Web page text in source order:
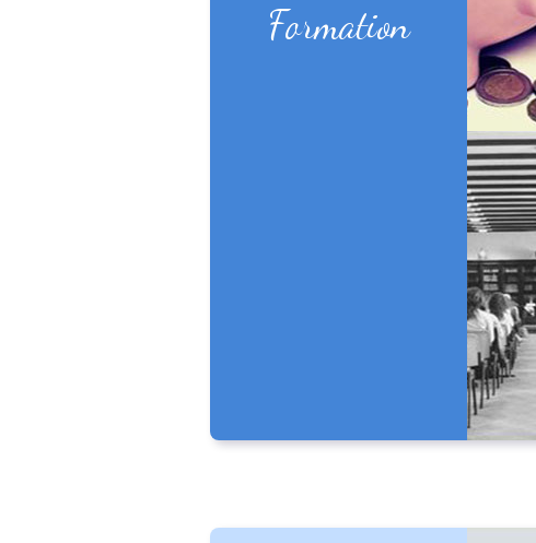
Formation